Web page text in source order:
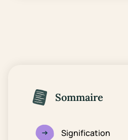
Sommaire
Signification